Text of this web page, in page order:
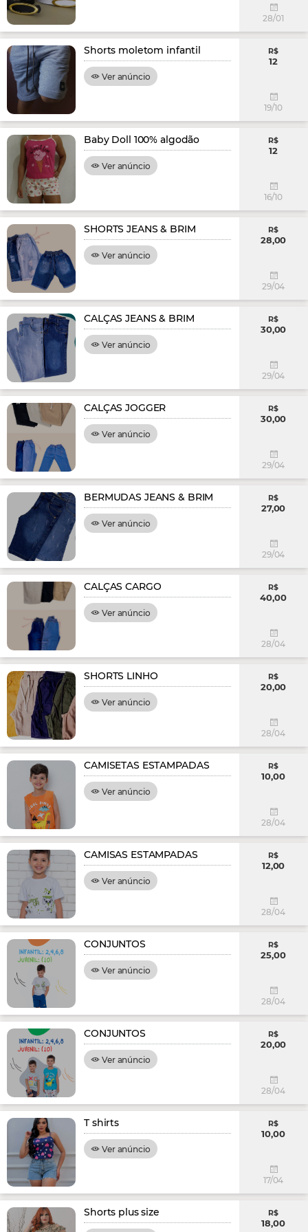
28/01
Shorts moletom infantil
Ver anúncio
R$
12
19/10
Baby Doll 100% algodão
Ver anúncio
R$
12
16/10
SHORTS JEANS & BRIM
Ver anúncio
R$
28,00
29/04
CALÇAS JEANS & BRIM
Ver anúncio
R$
30,00
29/04
CALÇAS JOGGER
Ver anúncio
R$
30,00
29/04
BERMUDAS JEANS & BRIM
Ver anúncio
R$
27,00
29/04
CALÇAS CARGO
Ver anúncio
R$
40,00
28/04
SHORTS LINHO
Ver anúncio
R$
20,00
28/04
CAMISETAS ESTAMPADAS
Ver anúncio
R$
10,00
28/04
CAMISAS ESTAMPADAS
Ver anúncio
R$
12,00
28/04
CONJUNTOS
Ver anúncio
R$
25,00
28/04
CONJUNTOS
Ver anúncio
R$
20,00
28/04
T shirts
Ver anúncio
R$
10,00
17/04
Shorts plus size R$
18,00